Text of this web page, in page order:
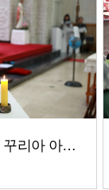
원죄 없으신 모후 꾸리아 아치에스 2026년 3월 15일